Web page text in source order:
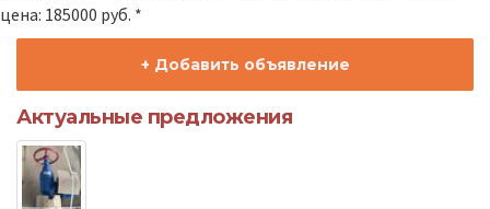
цена: 185000 руб. *
+ Добавить объявление
Актуальные предложения